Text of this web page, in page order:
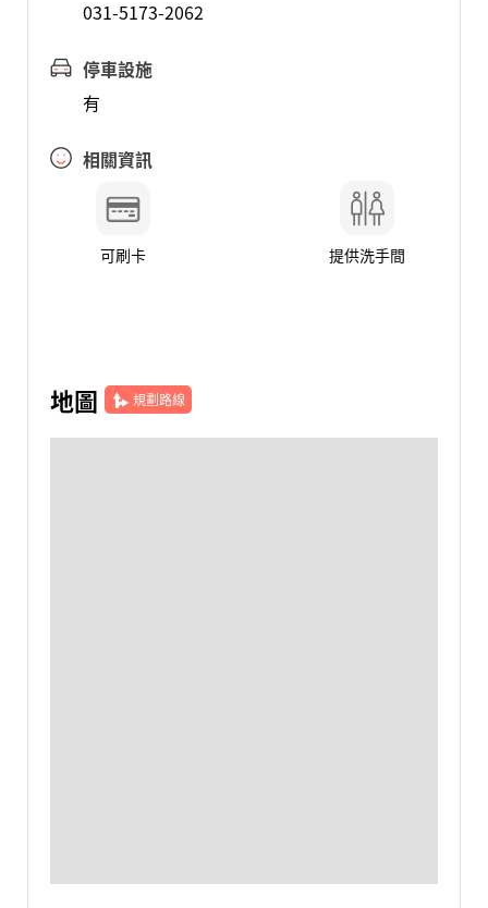
031-5173-2062
停車設施
有
相關資訊
可刷卡 提供洗手間
地圖 規劃路線